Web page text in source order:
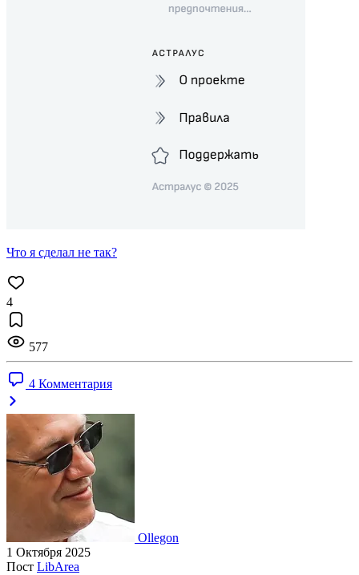
Что я сделал не так?
4
577
4 Комментария
Ollegon
1 Октября 2025
Пост LibArea